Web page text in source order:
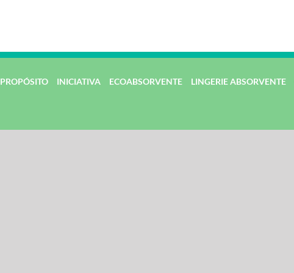
PROPÓSITO INICIATIVA ECOABSORVENTE LINGERIE ABSORVENTE